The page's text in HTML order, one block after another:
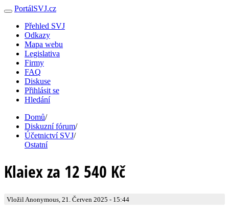
PortálSVJ.cz
Přehled SVJ
Odkazy
Mapa webu
Legislativa
Firmy
FAQ
Diskuse
Přihlásit se
Hledání
Domů/
Diskuzní fórum/
Účetnictví SVJ/
Ostatní
Klaiex za 12 540 Kč
Vložil Anonymous, 21. Červen 2025 - 15:44